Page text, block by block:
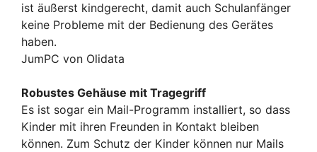
ist äußerst kindgerecht, damit auch Schulanfänger
keine Probleme mit der Bedienung des Gerätes
haben.
JumPC von Olidata
Robustes Gehäuse mit Tragegriff
Es ist sogar ein Mail-Programm installiert, so dass
Kinder mit ihren Freunden in Kontakt bleiben
können. Zum Schutz der Kinder können nur Mails